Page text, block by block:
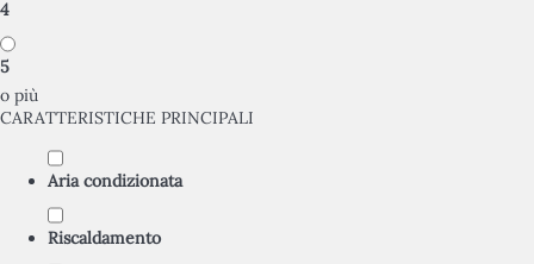
4
5
o più
CARATTERISTICHE PRINCIPALI
Aria condizionata
Riscaldamento